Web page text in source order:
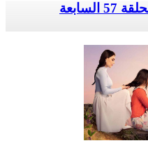
مسلسل ثلاث اخوات 2 الحلقة 57 السابعة